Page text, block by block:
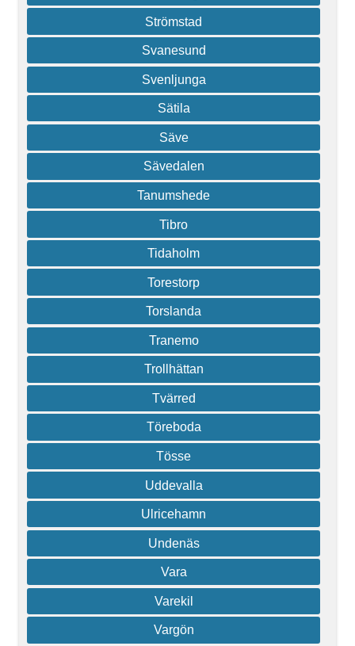
Strömstad
Svanesund
Svenljunga
Sätila
Säve
Sävedalen
Tanumshede
Tibro
Tidaholm
Torestorp
Torslanda
Tranemo
Trollhättan
Tvärred
Töreboda
Tösse
Uddevalla
Ulricehamn
Undenäs
Vara
Varekil
Vargön